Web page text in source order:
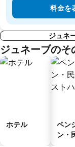
料金を
ジュネ
ジュネーブの
ホテル
ペン
ン・